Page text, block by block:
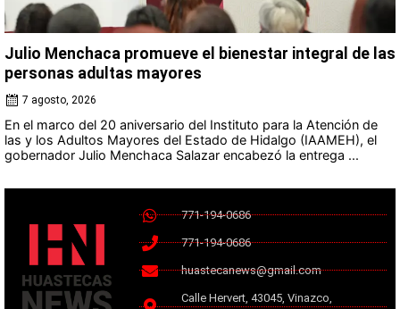
Julio Menchaca promueve el bienestar integral de las
personas adultas mayores
7 agosto, 2026
En el marco del 20 aniversario del Instituto para la Atención de
las y los Adultos Mayores del Estado de Hidalgo (IAAMEH), el
gobernador Julio Menchaca Salazar encabezó la entrega ...
771-194-0686
771-194-0686
huastecanews@gmail.com
Calle Hervert, 43045, Vinazco,